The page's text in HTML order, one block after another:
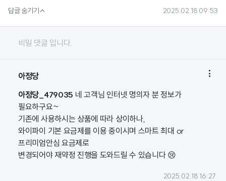
답글 숨기기 2025.02.18 09:53
비밀 댓글 입니다.
아정당 
아정당_479035 네 고객님 인터넷 명의자 분 정보가
필요하구요~
기존에 사용하시는 상품에 따라 상이하나,
와이파이 기본 요금제를 이용 중이시며 스마트 최대 or
프리미엄안심 요금제로
변경되어야 재약정 진행을 도와드릴 수 있습니다 😢
2025.02.18 16:27